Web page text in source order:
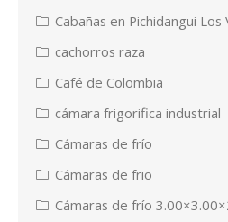
Cabañas en Pichidangui Los
cachorros raza
Café de Colombia
cámara frigorifica industrial
Cámaras de frío
Cámaras de frio
Cámaras de frío